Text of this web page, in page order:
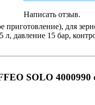
Написать отзыв.
приготовление), для
л, давление 15 бар,
SOLO 4000990